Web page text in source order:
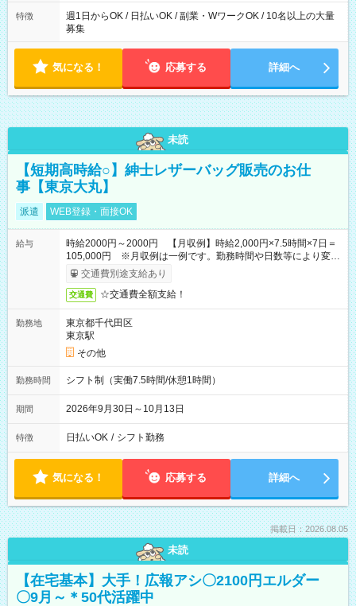
特徴
週1日からOK / 日払いOK / 副業・WワークOK / 10名以上の大量
募集
気になる！ 応募する 詳細へ
未読
【短期高時給○】紳士レザーバッグ販売のお仕
事【東京大丸】
派遣 WEB登録・面接OK
給与
時給2000円～2000円 【月収例】時給2,000円×7.5時間×7日＝
105,000円 ※月収例は一例です。勤務時間や日数等により変動
いたします。
交通費別途支給あり
交通費 ☆交通費全額支給！
勤務地
東京都千代田区
東京駅
その他
勤務時間 シフト制（実働7.5時間/休憩1時間）
期間 2026年9月30日～10月13日
特徴 日払いOK / シフト勤務
気になる！ 応募する 詳細へ
掲載日：2026.08.05
未読
【在宅基本】大手！広報アシ〇2100円エルダー
〇9月～＊50代活躍中